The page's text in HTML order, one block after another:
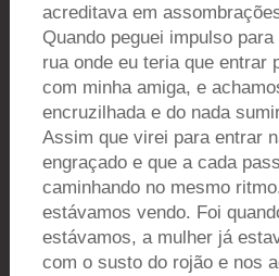
acreditava em
Quando peguei impulso
rua onde eu teria que entrar
com minha amiga, e
encruzilhada e do nada
Assim que virei para entrar
engraçado e que a cada
caminhando no mesmo
estávamos vendo. Foi
estávamos, a mulher já
com o susto do rojão e nos